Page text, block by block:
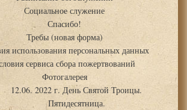
Социальное служение
Спасибо!
Требы (новая форма)
использования персональных данных
сервиса сбора пожертвований
Фотогалерея
12.06. 2022 г. День Святой Троицы.
Пятидесятница.